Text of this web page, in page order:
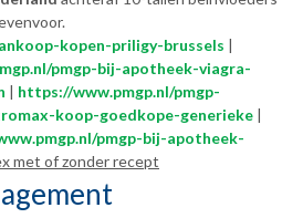
kopen-priligy-brussels |
pmgp-bij-apotheek-viagra-
| https://www.pmgp.nl/pmgp-
koop-goedkope-generieke |
pmgp-bij-apotheek-
met of zonder recept